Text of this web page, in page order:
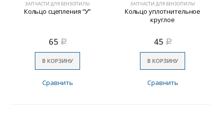
ЗАПЧАСТИ ДЛЯ БЕНЗОПИЛЫ
Кольцо сцепления “У”
65 Р
В КОРЗИНУ
Сравнить
ЗАПЧАСТИ ДЛЯ БЕНЗОПИЛЫ
Кольцо уплотнительное
круглое
45 Р
В КОРЗИНУ
Сравнить